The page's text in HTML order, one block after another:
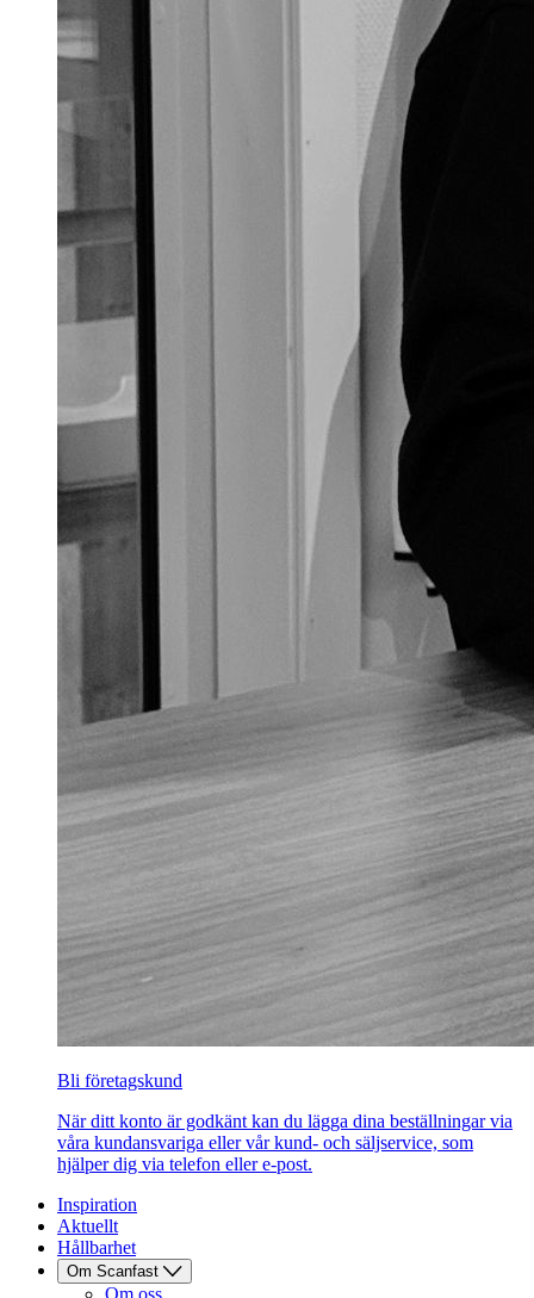
Bli företagskund
När ditt konto är godkänt kan du lägga dina beställningar via
våra kundansvariga eller vår kund- och säljservice, som
hjälper dig via telefon eller e-post.
Inspiration
Aktuellt
Hållbarhet
Om Scanfast
Om oss